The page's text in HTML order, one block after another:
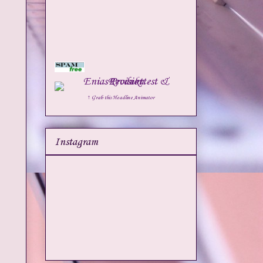
↑ Grab this Headline Animator
Instagram